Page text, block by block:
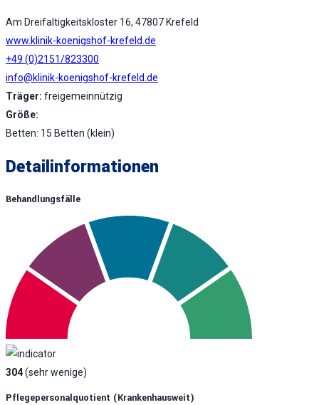
Am Dreifaltigkeitskloster 16, 47807 Krefeld
www.klinik-koenigshof-krefeld.de
+49 (0)2151/823300
info@klinik-koenigshof-krefeld.de
Träger: freigemeinnützig
Größe:
Betten: 15 Betten (klein)
Detailinformationen
Behandlungsfälle
304(sehr wenige)
Pflegepersonalquotient (krankenhausweit)